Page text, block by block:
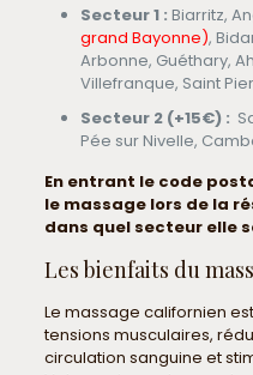
Secteur 1 : Biarritz,
grand Bayonne),
Arbonne, Guéthary,
Villefranque, Saint
Secteur 2 (+15€) :
Pée sur Nivelle,
En entrant le code
le massage lors de la
dans quel secteur elle
Les bienfaits du
Le massage californien
tensions musculaires,
circulation sanguine et